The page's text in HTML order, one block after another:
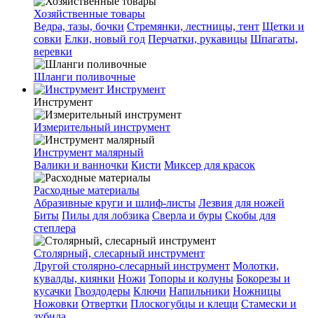
Хозяйственные товары
Ведра, тазы, бочки Стремянки, лестницы, тент Щетки и
совки Елки, новый год Перчатки, рукавицы Шпагаты,
веревки
Шланги поливочные
Инструмент
Инструмент
Измерительный инструмент
Инструмент малярный
Валики и ванночки Кисти Миксер для красок
Расходные материалы
Абразивные круги и шлиф-листы Лезвия для ножей
Биты Пилы для лобзика Сверла и буры Скобы для
степлера
Столярный, слесарный инструмент
Другой столярно-слесарный инструмент Молотки,
кувалды, киянки Ножи Топоры и колуны Бокорезы и
кусачки Гвоздодеры Ключи Напильники Ножницы
Ножовки Отвертки Плоскогубцы и клещи Стамески и